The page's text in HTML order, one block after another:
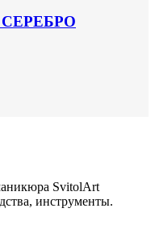
SvitolArt
инструменты.